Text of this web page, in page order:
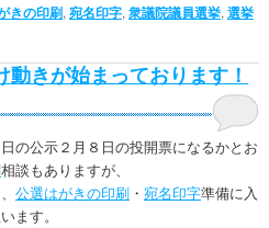
きの印刷, 宛名印字, 衆議院議員選挙, 選挙
きが始まっております！
の公示２月８日の投開票になるかとお
相談もありますが、
公選はがきの印刷・ 宛名印字準備に入
ます。